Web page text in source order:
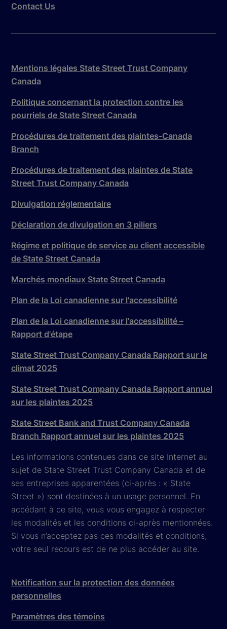
Contact Us
Mentions légales State Street Trust Company
Canada
Politique concernant la protection contre les
pourriels de State Street Canada
Procédures de traitement des plaintes-Canada
Branch
Procédures de traitement des plaintes de State
Street Trust Company Canada
Divulgation réglementaire
Déclaration de divulgation en 3 piliers
Régime et politique de service au client accessible
de State Street Canada
Marchés mondiaux State Street Canada
Plan de la Loi canadienne sur l'accessibilité
Plan de la Loi canadienne sur l'accessibilité –
Rapport d'étape
State Street Trust Company Canada Rapport sur le
climat 2025
State Street Trust Company Canada Rapport annuel
sur les plaintes 2025
State Street Bank and Trust Company Canada
Branch Rapport annuel sur les plaintes 2025
Les informations contenues dans ce site Internet au
sujet de State Street Trust Company Canada et de
ses entreprises apparentées (ci-après : « State
Street ») sont destinées à un usage personnel. En
accédant à ce site, vous vous engagez à respecter
les modalités et les conditions ci-après mentionnées.
Si vous n’acceptez pas ces modalités et conditions,
votre seul recours est de ne plus accéder au site.
Notification sur la protection des données
personnelles
Paramètres des témoins